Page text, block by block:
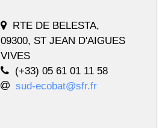
RTE DE BELESTA,
09300, ST JEAN D'AIGUES
VIVES
(+33) 05 61 01 11 58
sud-ecobat@sfr.fr